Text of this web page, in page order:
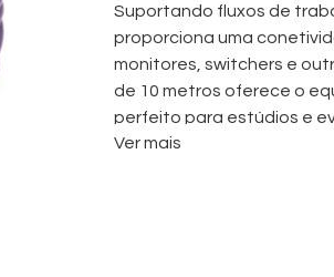
Suportando fluxos de
proporciona uma
monitores, switchers e
de 10 metros oferece o
perfeito para estúdios e
Ver mais